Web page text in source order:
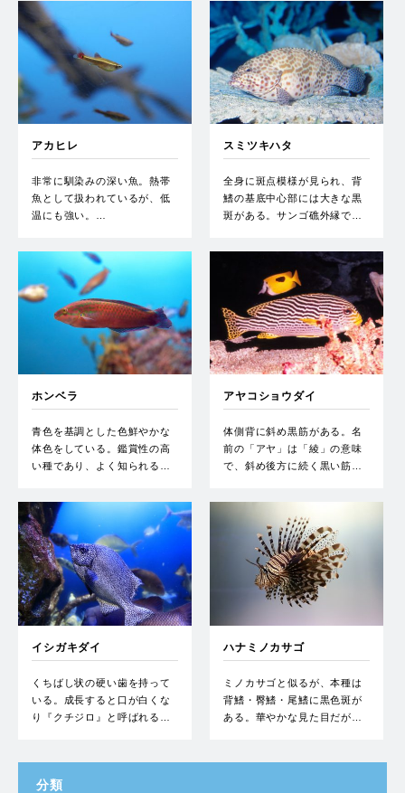
アカヒレ
非常に馴染みの深い魚。熱帯
魚として扱われているが、低
温にも強い。…
スミツキハタ
全身に斑点模様が見られ、背
鰭の基底中心部には大きな黒
斑がある。サンゴ礁外縁で…
ホンベラ
青色を基調とした色鮮やかな
体色をしている。鑑賞性の高
い種であり、よく知られる…
アヤコショウダイ
体側背に斜め黒筋がある。名
前の「アヤ」は「綾」の意味
で、斜め後方に続く黒い筋…
イシガキダイ
くちばし状の硬い歯を持って
いる。成長すると口が白くな
り『クチジロ』と呼ばれる…
ハナミノカサゴ
ミノカサゴと似るが、本種は
背鰭・臀鰭・尾鰭に黒色斑が
ある。華やかな見た目だが…
分類